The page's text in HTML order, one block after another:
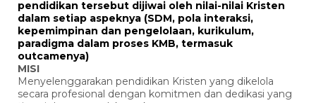
pendidikan tersebut dijiwai oleh nilai-nilai Kristen
dalam setiap aspeknya (SDM, pola interaksi,
kepemimpinan dan pengelolaan, kurikulum,
paradigma dalam proses KMB, termasuk
outcamenya)
MISI
Menyelenggarakan pendidikan Kristen yang dikelola
secara profesional dengan komitmen dan dedikasi yang